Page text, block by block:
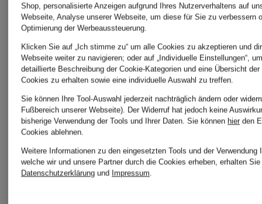
Abro
Aigner
Autry
Jacobs
Michael
Kors
Shop, personalisierte Anzeigen aufgrund Ihres Nutzerverhaltens auf
Webseite, Analyse unserer Webseite, um diese für Sie zu verbessern
Optimierung der Werbeaussteuerung.
Klicken Sie auf „Ich stimme zu“ um alle Cookies zu akzeptieren und
Webseite weiter zu navigieren; oder auf „Individuelle Einstellungen“,
detaillierte Beschreibung der Cookie-Kategorien und eine Übersicht
Cookies zu erhalten sowie eine individuelle Auswahl zu treffen.
Sie können Ihre Tool-Auswahl jederzeit nachträglich ändern oder
Fußbereich unserer Webseite). Der Widerruf hat jedoch keine
bisherige Verwendung der Tools und Ihrer Daten. Sie können hier den
Cookies ablehnen.
Weitere Informationen zu den eingesetzten Tools und der Verwendung
welche wir und unsere Partner durch die Cookies erheben, erhalten
Datenschutzerklärung und Impressum.